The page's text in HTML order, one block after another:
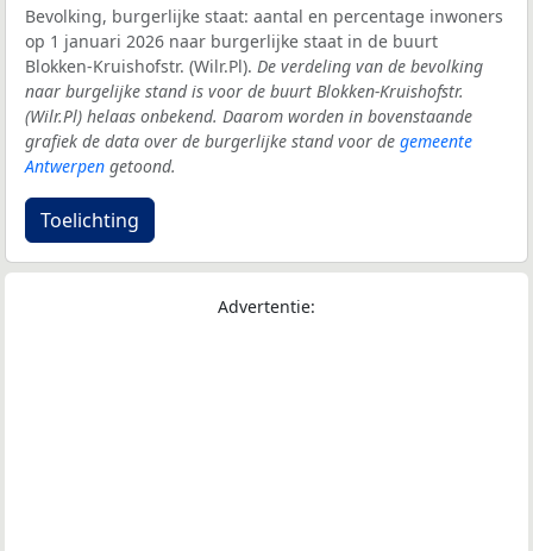
Bevolking, burgerlijke staat: aantal en percentage inwoners
op 1 januari 2026 naar burgerlijke staat in de buurt
Blokken-Kruishofstr. (Wilr.Pl). De verdeling van de bevolking
naar burgelijke stand is voor de buurt Blokken-Kruishofstr.
(Wilr.Pl) helaas onbekend. Daarom worden in bovenstaande
grafiek de data over de burgerlijke stand voor de gemeente
Antwerpen getoond.
Toelichting
Advertentie: